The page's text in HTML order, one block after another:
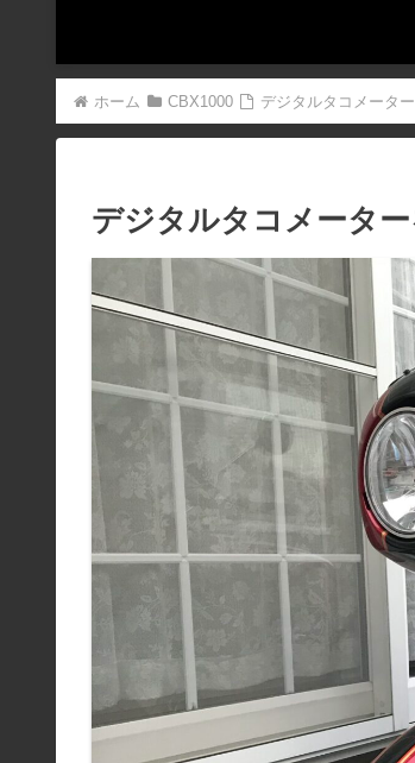
ホーム CBX1000 デジタルタコメータ
デジタルタコメータ